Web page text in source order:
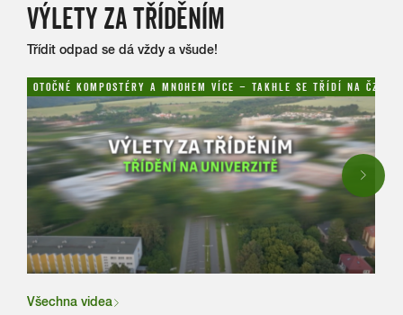
VÝLETY ZA TŘÍDĚNÍM
Třídit odpad se dá vždy a všude!
OTOČNÉ KOMPOSTÉRY A MNOHEM VÍCE – TAKHLE SE TŘÍDÍ NA ČZU!
Next
Všechna videa